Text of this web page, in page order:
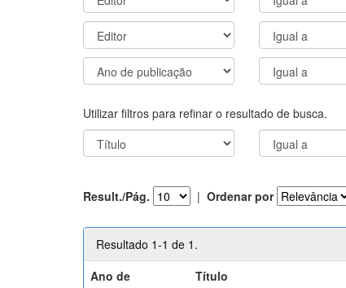
Utilizar filtros para refinar o resultado de busca.
Result./Pág. | Ordenar por
Resultado 1-1 de 1.
Ano de
Título